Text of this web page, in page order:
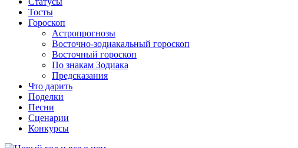
Тосты
Гороскоп
Астропрогнозы
Восточно-зодиакальный гороскоп
Восточный гороскоп
По знакам Зодиака
Предсказания
Что дарить
Поделки
Песни
Сценарии
Конкурсы